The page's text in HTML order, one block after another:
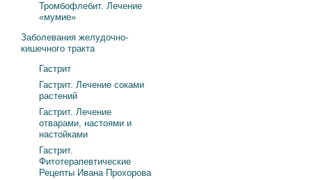
Тромбофлебит. Лечение
«мумие»
Заболевания желудочно-
кишечного тракта
Гастрит
Гастрит. Лечение соками
растений
Гастрит. Лечение
отварами, настоями и
настойками
Гастрит.
Фитотерапевтические
Рецепты Ивана Прохорова